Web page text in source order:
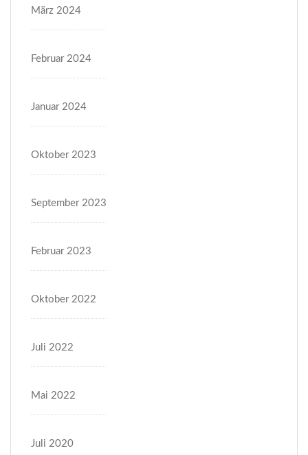
März 2024
Februar 2024
Januar 2024
Oktober 2023
September 2023
Februar 2023
Oktober 2022
Juli 2022
Mai 2022
Juli 2020